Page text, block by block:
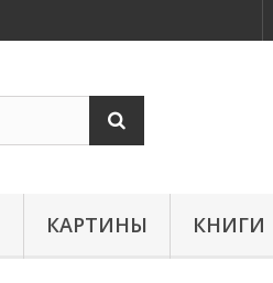
КАРТИНЫ КНИГИ